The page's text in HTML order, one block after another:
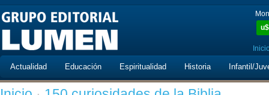
u$
Actualidad Educación Espiritualidad Historia Infantil/